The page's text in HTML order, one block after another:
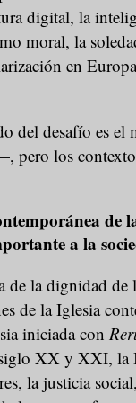
digital, la
moral, la
en
del desafío es
pero los
de
a la
de la dignidad de
de la Iglesia
iniciada con
XX y XXI, la
la justicia